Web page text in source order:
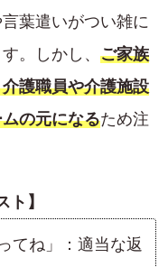
葉遣いがつい雑に
。しかし、 ご家族
護職員や介護施設
の元になるため注
ト】
てね」：適当な返